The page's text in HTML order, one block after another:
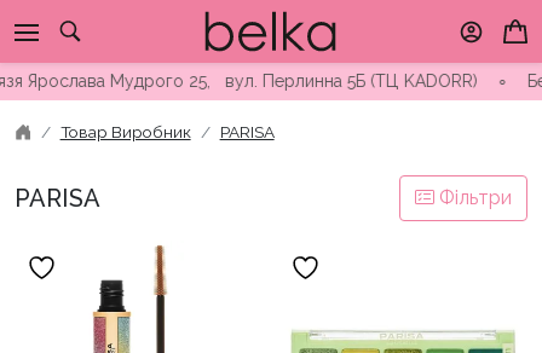
to
content
Мудрого 25, вул. Перлинна 5Б (ТЦ KADORR) ∘
Товар Виробник PARISA
PARISA Фільтри